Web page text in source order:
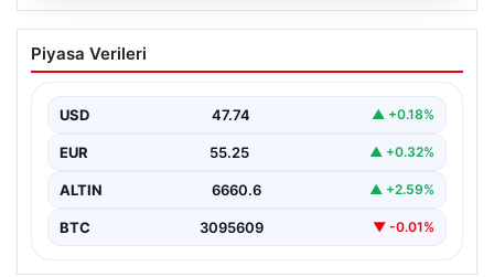
Vinicius Jr. Real Madrid ile geleceğini
güvence altına aldı
Vinicius Junior için beklenen karar açıklandı. Real
Madrid,…
Piyasa Verileri
USD 47.74 ▲ +0.18%
EUR 55.25 ▲ +0.32%
ALTIN 6660.6 ▲ +2.59%
BTC 3095609 ▼ -0.01%